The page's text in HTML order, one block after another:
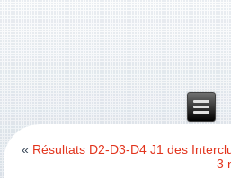
« Résultats D2-D3-D4 J1 des
3